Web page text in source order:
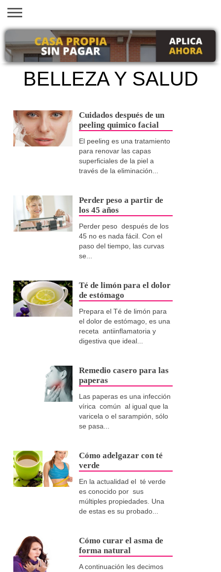
INICIO
AYUDAS
ECONÓMICAS
VACANTES
EN EEUU
SACA
TU
VISA
EMPLEOS
TRÁMITES
PRÉSTAMOS
CURSOS
HOGAR
BELLEZA
BELLEZA Y SALUD
Cuidados después de un
peeling quimico facial
El peeling es una tratamiento
para renovar las capas
superficiales de la piel a
través de la eliminación...
Perder peso a partir de
los 45 años
Perder peso después de los
45 no es nada fácil. Con el
paso del tiempo, las curvas
se...
Té de limón para el dolor
de estómago
Prepara el Té de limón para
el dolor de estómago, es una
receta antiinflamatoria y
digestiva que ideal...
Remedio casero para las
paperas
Las paperas es una infección
vírica común al igual que la
varicela o el sarampión, sólo
se pasa...
Cómo adelgazar con té
verde
En la actualidad el té verde
es conocido por sus
múltiples propiedades. Una
de estas es su probado...
Cómo curar el asma de
forma natural
A continuación les decimos